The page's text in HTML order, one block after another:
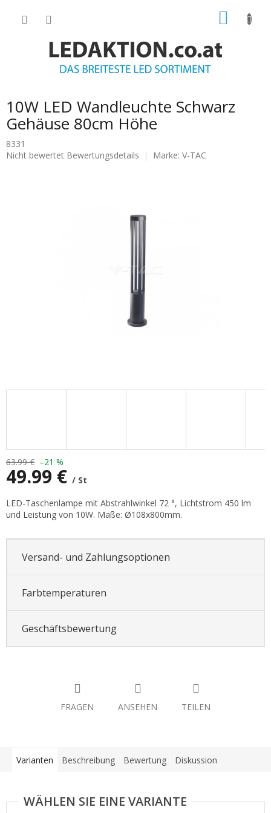
10W LED Wandleuchte Schwarz
Gehäuse 80cm Höhe
8331
Die
Nicht bewertet Bewertungsdetails Marke: V-TAC
63.99 € –21 %
49.99 € / St
Verkaufspreis:
LED-Taschenlampe mit Abstrahlwinkel 72 °, Lichtstrom 450 lm
und Leistung von 10W. Maße: Ø108x800mm.
Versand- und Zahlungsoptionen
Farbtemperaturen
Geschäftsbewertung
FRAGEN ANSEHEN TEILEN
Varianten Beschreibung Bewertung Diskussion